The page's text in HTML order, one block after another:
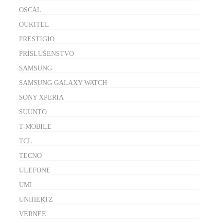
OSCAL
OUKITEL
PRESTIGIO
PRÍSLUŠENSTVO
SAMSUNG
SAMSUNG GALAXY WATCH
SONY XPERIA
SUUNTO
T-MOBILE
TCL
TECNO
ULEFONE
UMI
UNIHERTZ
VERNEE